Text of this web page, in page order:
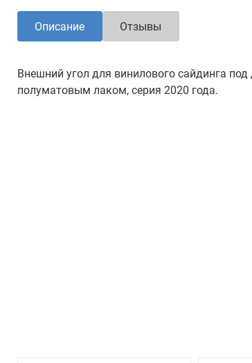
Описание Отзывы
Внешний угол для винилового сайдинга
полуматовым лаком, серия 2020 года.